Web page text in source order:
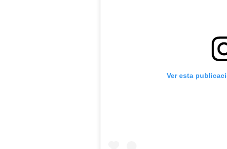
Ver esta